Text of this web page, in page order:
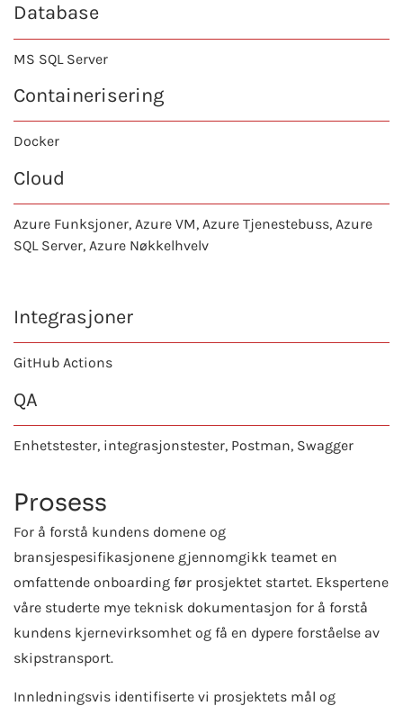
Database
MS SQL Server
Containerisering
Docker
Cloud
Azure Funksjoner, Azure VM, Azure Tjenestebuss, Azure
SQL Server, Azure Nøkkelhvelv
Integrasjoner
GitHub Actions
QA
Enhetstester, integrasjonstester, Postman, Swagger
Prosess
For å forstå kundens domene og
bransjespesifikasjonene gjennomgikk teamet en
omfattende onboarding før prosjektet startet. Ekspertene
våre studerte mye teknisk dokumentasjon for å forstå
kundens kjernevirksomhet og få en dypere forståelse av
skipstransport.
Innledningsvis identifiserte vi prosjektets mål og